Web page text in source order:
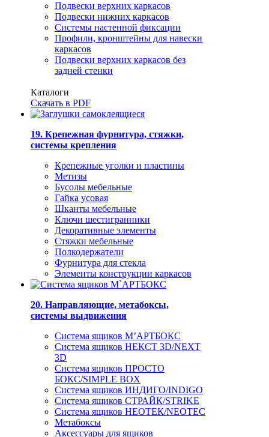
Подвески верхних каркасов
Подвески нижних каркасов
Системы настенной фиксации
Профили, кронштейны для навески
каркасов
Подвески верхних каркасов без
задней стенки
Каталоги
Скачать в PDF
19. Крепежная фурнитура, стяжки,
системы крепления
Крепежные уголки и пластины
Метизы
Бусолы мебельные
Гайка усовая
Шканты мебельные
Ключи шестигранники
Декоративные элементы
Стяжки мебельные
Полкодержатели
Фурнитура для стекла
Элементы конструкции каркасов
20. Направляющие, метабоксы,
системы выдвижения
Система ящиков М’АРТБОКС
Система ящиков НЕКСТ 3D/NEXT
3D
Система ящиков ПРОСТО
БОКС/SIMPLE BOX
Система ящиков ИНДИГО/INDIGO
Система ящиков СТРАЙК/STRIKE
Система ящиков НЕОТЕК/NEOTEC
Метабоксы
Аксессуары для ящиков